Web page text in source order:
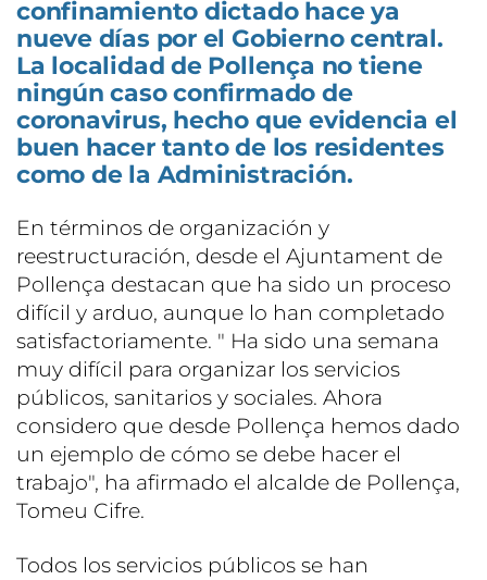
confinamiento dictado hace ya
nueve días por el Gobierno central.
La localidad de Pollença no tiene
ningún caso confirmado de
coronavirus, hecho que evidencia el
buen hacer tanto de los residentes
como de la Administración.
En términos de organización y
reestructuración, desde el Ajuntament de
Pollença destacan que ha sido un proceso
difícil y arduo, aunque lo han completado
satisfactoriamente. " Ha sido una semana
muy difícil para organizar los servicios
públicos, sanitarios y sociales. Ahora
considero que desde Pollença hemos dado
un ejemplo de cómo se debe hacer el
trabajo", ha afirmado el alcalde de Pollença,
Tomeu Cifre.
Todos los servicios públicos se han